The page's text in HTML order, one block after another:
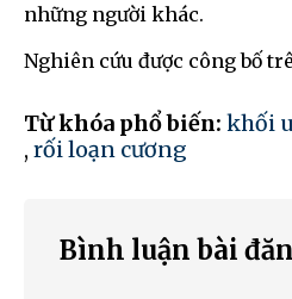
những người khác.
Nghiên cứu được công bố
Từ khóa phổ biến: khối
, rối loạn cương
Bình luận bài